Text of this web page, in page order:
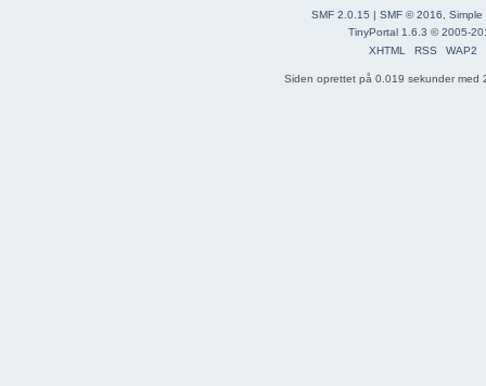
SMF 2.0.15 | SMF © 2016, Simple
TinyPortal 1.6.3 ©2005-
XHTML
RSS WAP2
Siden oprettet på 0.019 sekunder med